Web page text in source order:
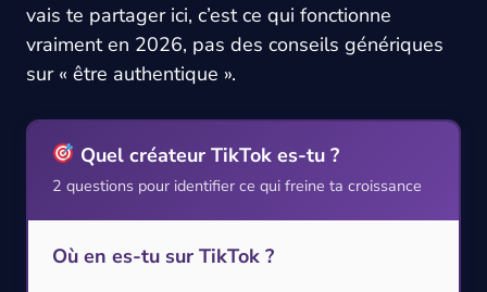
vais te partager ici, c’est ce qui fonctionne
vraiment en 2026, pas des conseils génériques
sur « être authentique ».
Quel créateur TikTok es-tu ?
2 questions pour identifier ce qui freine ta croissance
Où en es-tu sur TikTok ?